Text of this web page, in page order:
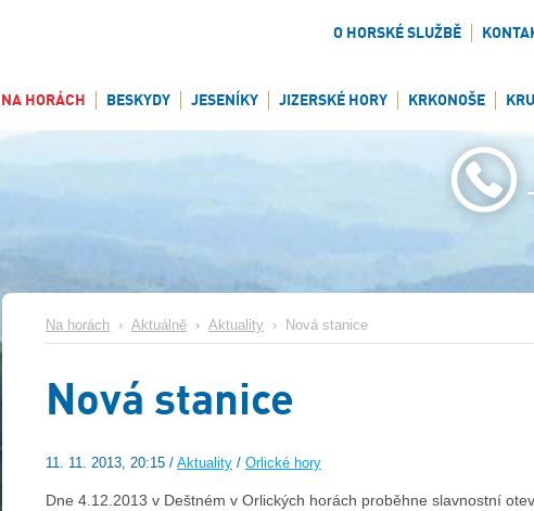
O HORSKÉ SLUŽBĚ
NA HORÁCH BESKYDY JESENÍKY JIZERSKÉ HORY KRKONOŠE
Na horách › Aktuálně › Aktuality › Nová stanice
Nová stanice
11. 11. 2013, 20:15 / Aktuality / Orlické hory
Dne 4.12.2013 v Deštném v Orlických horách proběhne slavnostní